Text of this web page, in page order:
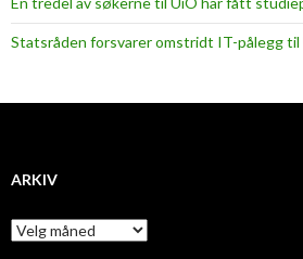
Statsråden forsvarer omstridt IT-pålegg til
ARKIV
A
r